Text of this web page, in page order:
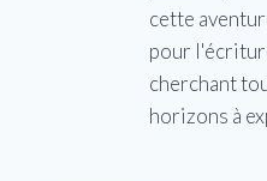
cette
pour
cherchant
horizons à